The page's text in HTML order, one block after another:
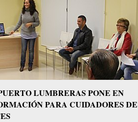
LUMBRERAS PONE EN
PARA CUIDADORES DE